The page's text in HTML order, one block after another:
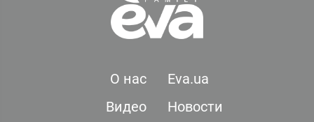
О нас
Eva.ua
Видео
Новости